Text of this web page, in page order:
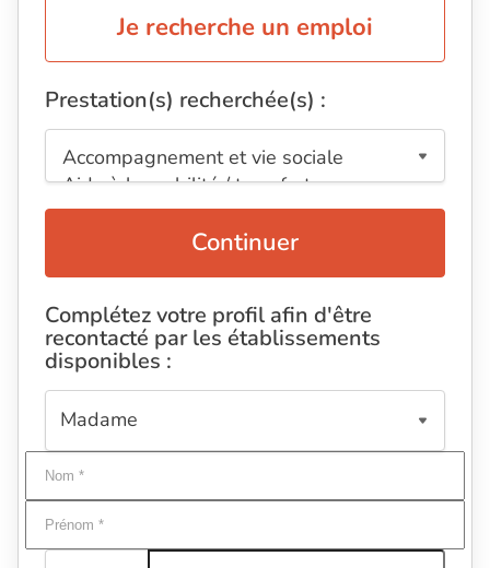
Je recherche un emploi
Prestation(s) recherchée(s) :
Continuer
Complétez votre profil afin d'être
recontacté par les établissements
disponibles :